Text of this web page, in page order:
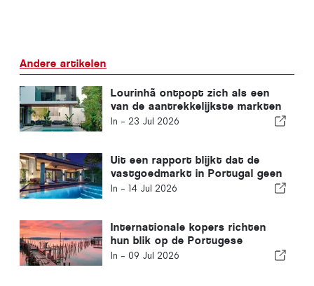
Andere artikelen
Lourinhã ontpopt zich als een
van de aantrekkelijkste markten
voor nieuwbouwwoningen aan de
In - 23 Jul 2026
Uit een rapport blijkt dat de
vastgoedmarkt in Portugal geen
tekenen van vertraging vertoont
In - 14 Jul 2026
Internationale kopers richten
hun blik op de Portugese
Alentejo
In - 09 Jul 2026